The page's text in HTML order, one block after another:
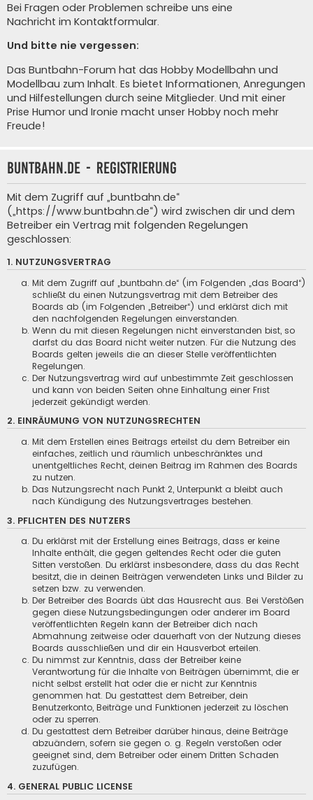
Bei Fragen oder Problemen schreibe uns eine
Nachricht im Kontaktformular.
Und bitte nie vergessen:
Das Buntbahn-Forum hat das Hobby Modellbahn und
Modellbau zum Inhalt. Es bietet Informationen, Anregungen
und Hilfestellungen durch seine Mitglieder. Und mit einer
Prise Humor und Ironie macht unser Hobby noch mehr
Freude!
buntbahn.de - Registrierung
Mit dem Zugriff auf „buntbahn.de“
(„https://www.buntbahn.de“) wird zwischen dir und dem
Betreiber ein Vertrag mit folgenden Regelungen
geschlossen:
1. NUTZUNGSVERTRAG
Mit dem Zugriff auf „buntbahn.de“ (im Folgenden „das Board“)
schließt du einen Nutzungsvertrag mit dem Betreiber des
Boards ab (im Folgenden „Betreiber“) und erklärst dich mit
den nachfolgenden Regelungen einverstanden.
Wenn du mit diesen Regelungen nicht einverstanden bist, so
darfst du das Board nicht weiter nutzen. Für die Nutzung des
Boards gelten jeweils die an dieser Stelle veröffentlichten
Regelungen.
Der Nutzungsvertrag wird auf unbestimmte Zeit geschlossen
und kann von beiden Seiten ohne Einhaltung einer Frist
jederzeit gekündigt werden.
2. EINRÄUMUNG VON NUTZUNGSRECHTEN
Mit dem Erstellen eines Beitrags erteilst du dem Betreiber ein
einfaches, zeitlich und räumlich unbeschränktes und
unentgeltliches Recht, deinen Beitrag im Rahmen des Boards
zu nutzen.
Das Nutzungsrecht nach Punkt 2, Unterpunkt a bleibt auch
nach Kündigung des Nutzungsvertrages bestehen.
3. PFLICHTEN DES NUTZERS
Du erklärst mit der Erstellung eines Beitrags, dass er keine
Inhalte enthält, die gegen geltendes Recht oder die guten
Sitten verstoßen. Du erklärst insbesondere, dass du das Recht
besitzt, die in deinen Beiträgen verwendeten Links und Bilder zu
setzen bzw. zu verwenden.
Der Betreiber des Boards übt das Hausrecht aus. Bei Verstößen
gegen diese Nutzungsbedingungen oder anderer im Board
veröffentlichten Regeln kann der Betreiber dich nach
Abmahnung zeitweise oder dauerhaft von der Nutzung dieses
Boards ausschließen und dir ein Hausverbot erteilen.
Du nimmst zur Kenntnis, dass der Betreiber keine
Verantwortung für die Inhalte von Beiträgen übernimmt, die er
nicht selbst erstellt hat oder die er nicht zur Kenntnis
genommen hat. Du gestattest dem Betreiber, dein
Benutzerkonto, Beiträge und Funktionen jederzeit zu löschen
oder zu sperren.
Du gestattest dem Betreiber darüber hinaus, deine Beiträge
abzuändern, sofern sie gegen o. g. Regeln verstoßen oder
geeignet sind, dem Betreiber oder einem Dritten Schaden
zuzufügen.
4. GENERAL PUBLIC LICENSE